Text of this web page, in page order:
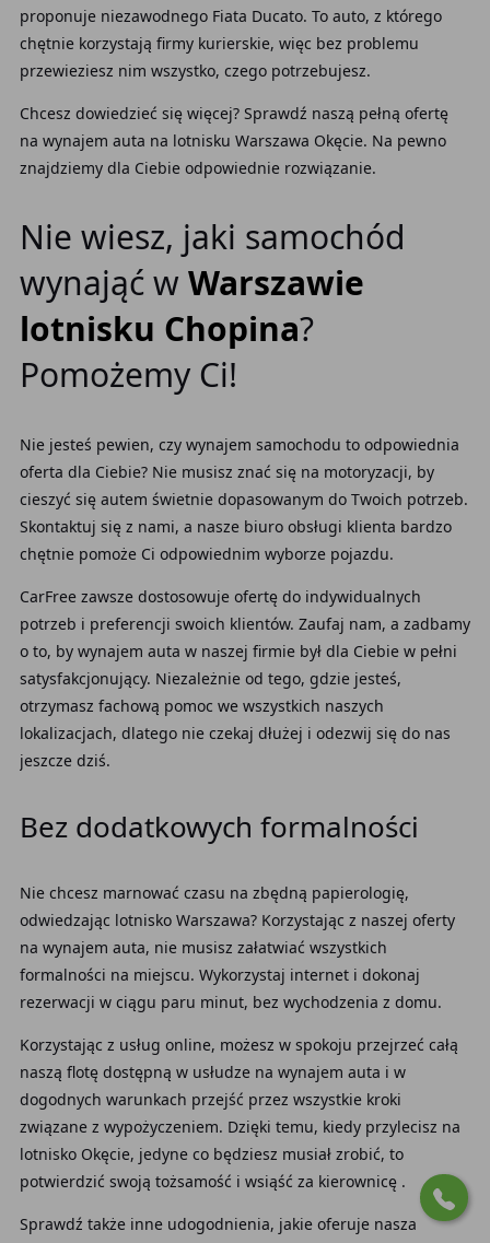
proponuje niezawodnego Fiata Ducato. To auto, z którego
chętnie korzystają firmy kurierskie, więc bez problemu
przewieziesz nim wszystko, czego potrzebujesz.
Chcesz dowiedzieć się więcej? Sprawdź naszą pełną ofertę
na wynajem auta na lotnisku Warszawa Okęcie. Na pewno
znajdziemy dla Ciebie odpowiednie rozwiązanie.
Nie wiesz, jaki samochód
wynająć w Warszawie
lotnisku Chopina?
Pomożemy Ci!
Nie jesteś pewien, czy wynajem samochodu to odpowiednia
oferta dla Ciebie? Nie musisz znać się na motoryzacji, by
cieszyć się autem świetnie dopasowanym do Twoich potrzeb.
Skontaktuj się z nami, a nasze biuro obsługi klienta bardzo
chętnie pomoże Ci odpowiednim wyborze pojazdu.
CarFree zawsze dostosowuje ofertę do indywidualnych
potrzeb i preferencji swoich klientów. Zaufaj nam, a zadbamy
o to, by wynajem auta w naszej firmie był dla Ciebie w pełni
satysfakcjonujący. Niezależnie od tego, gdzie jesteś,
otrzymasz fachową pomoc we wszystkich naszych
lokalizacjach, dlatego nie czekaj dłużej i odezwij się do nas
jeszcze dziś.
Bez dodatkowych formalności
Nie chcesz marnować czasu na zbędną papierologię,
odwiedzając lotnisko Warszawa? Korzystając z naszej oferty
na wynajem auta, nie musisz załatwiać wszystkich
formalności na miejscu. Wykorzystaj internet i dokonaj
rezerwacji w ciągu paru minut, bez wychodzenia z domu.
Korzystając z usług online, możesz w spokoju przejrzeć całą
naszą flotę dostępną w usłudze na wynajem auta i w
dogodnych warunkach przejść przez wszystkie kroki
związane z wypożyczeniem. Dzięki temu, kiedy przylecisz na
lotnisko Okęcie, jedyne co będziesz musiał zrobić, to
potwierdzić swoją tożsamość i wsiąść za kierownicę .
Sprawdź także inne udogodnienia, jakie oferuje nasza